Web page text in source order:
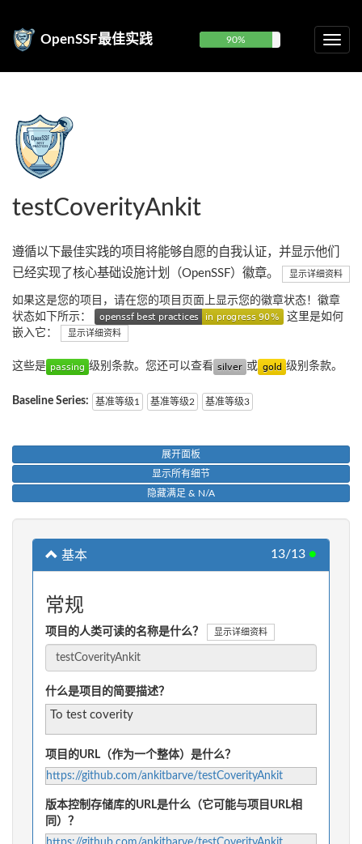
OpenSSF最佳实践 90%
testCoverityAnkit
遵循以下最佳实践的项目将能够自愿的自我认证，并显示他们
已经实现了核心基础设施计划（OpenSSF）徽章。
显示详细资料
如果这是您的项目，请在您的项目页面上显示您的徽章状态！徽章
状态如下所示：
这里是如何
嵌入它：
显示详细资料
这些是 级别条款。您还可以查看 或 级别条款。
Baseline Series: 基准等级1 基准等级2 基准等级3
展开面板
显示所有细节
隐藏满足 & N/A
基本 13/13 ●
常规
项目的人类可读的名称是什么？ 显示详细资料
什么是项目的简要描述？
To test coverity
项目的URL（作为一个整体）是什么？
https://github.com/ankitbarve/testCoverityAnkit
版本控制存储库的URL是什么（它可能与项目URL相
同）？